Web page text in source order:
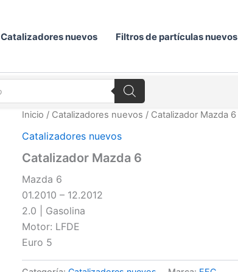
Catalizadores nuevos Filtros de partículas nuevos
Inicio / Catalizadores nuevos / Catalizador Mazda 6
Catalizadores nuevos
Catalizador Mazda 6
Mazda 6
01.2010 – 12.2012
2.0 | Gasolina
Motor: LFDE
Euro 5